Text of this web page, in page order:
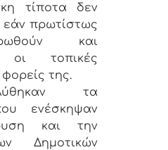
τίποτα δεν
εάν πρωτίστως
και
οι τοπικές
φορείς της.
τα
ενέσκηψαν
και την
Δημοτικών